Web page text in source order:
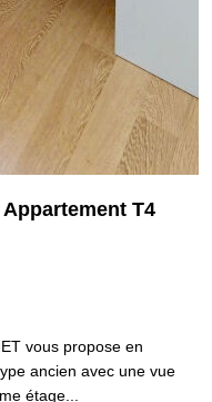
Appartement T4
vous propose en
ancien avec une vue
étage...